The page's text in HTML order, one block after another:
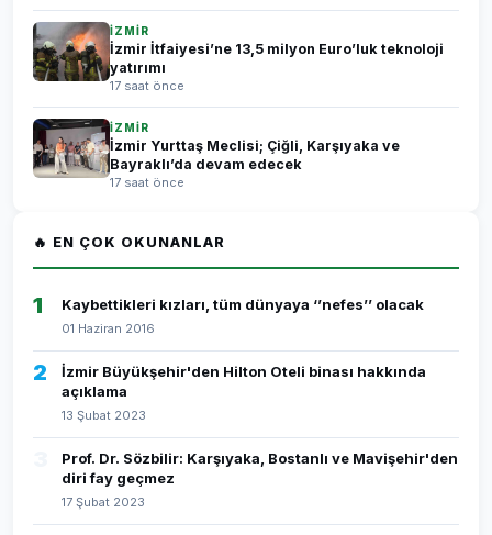
İZMİR
İzmir İtfaiyesi’ne 13,5 milyon Euro’luk teknoloji
yatırımı
17 saat önce
İZMİR
İzmir Yurttaş Meclisi; Çiğli, Karşıyaka ve
Bayraklı’da devam edecek
17 saat önce
🔥 EN ÇOK OKUNANLAR
1 Kaybettikleri kızları, tüm dünyaya ‘’nefes’’ olacak
01 Haziran 2016
2
İzmir Büyükşehir'den Hilton Oteli binası hakkında
açıklama
13 Şubat 2023
Prof. Dr. Sözbilir: Karşıyaka, Bostanlı ve Mavişehir'den
diri fay geçmez
17 Şubat 2023